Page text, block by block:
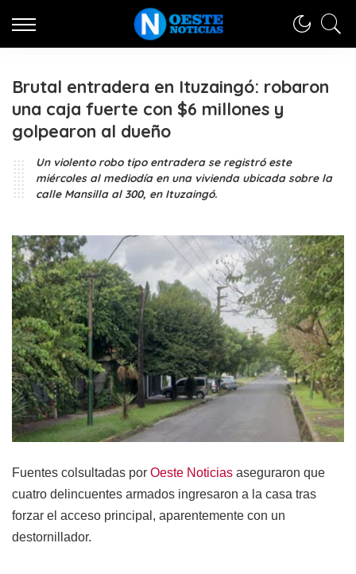
Brutal entradera en Ituzaingó: robaron
una caja fuerte con $6 millones y
golpearon al dueño
Un violento robo tipo entradera se registró este
miércoles al mediodía en una vivienda ubicada sobre la
calle Mansilla al 300, en Ituzaingó.
Fuentes colsultadas por Oeste Noticias aseguraron que
cuatro delincuentes armados ingresaron a la casa tras
forzar el acceso principal, aparentemente con un
destornillador.